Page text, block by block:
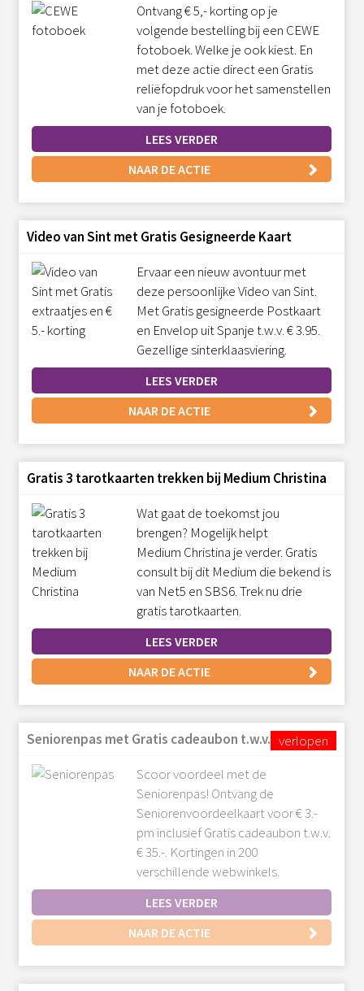
Ontvang € 5,- korting op je
volgende bestelling bij een CEWE
fotoboek. Welke je ook kiest. En
met deze actie direct een Gratis
reliëfopdruk voor het samenstellen
van je fotoboek.
LEES VERDER
NAAR DE ACTIE
Video van Sint met Gratis Gesigneerde Kaart
Ervaar een nieuw avontuur met
deze persoonlijke Video van Sint.
Met Gratis gesigneerde Postkaart
en Envelop uit Spanje t.w.v. € 3.95.
Gezellige sinterklaasviering.
LEES VERDER
NAAR DE ACTIE
Gratis 3 tarotkaarten trekken bij Medium Christina
Wat gaat de toekomst jou
brengen? Mogelijk helpt
Medium Christina je verder. Gratis
consult bij dit Medium die bekend is
van Net5 en SBS6. Trek nu drie
gratis tarotkaarten.
LEES VERDER
NAAR DE ACTIE
Seniorenpas met Gratis cadeaubon t.w.v. € 35.-
Scoor voordeel met de
Seniorenpas! Ontvang de
Seniorenvoordeelkaart voor € 3.-
pm inclusief Gratis cadeaubon t.w.v.
€ 35.-. Kortingen in 200
verschillende webwinkels.
LEES VERDER
NAAR DE ACTIE